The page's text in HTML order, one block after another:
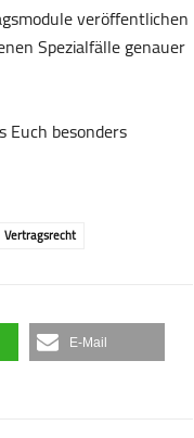
veröffentlichen
Spezialfälle genauer
besonders
Vertragsrecht
E-Mail